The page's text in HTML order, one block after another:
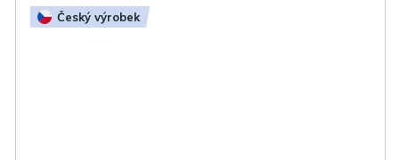
Český výrobek